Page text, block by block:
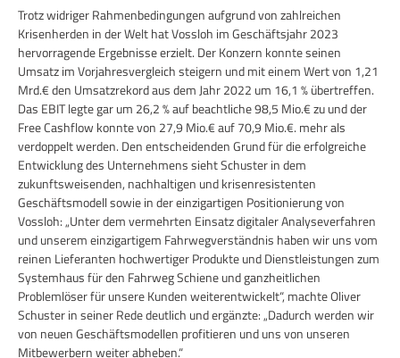
Trotz widriger Rahmenbedingungen aufgrund von zahlreichen
Krisenherden in der Welt hat Vossloh im Geschäftsjahr 2023
hervorragende Ergebnisse erzielt. Der Konzern konnte seinen
Umsatz im Vorjahresvergleich steigern und mit einem Wert von 1,21
Mrd.€ den Umsatzrekord aus dem Jahr 2022 um 16,1 % übertreffen.
Das EBIT legte gar um 26,2 % auf beachtliche 98,5 Mio.€ zu und der
Free Cashflow konnte von 27,9 Mio.€ auf 70,9 Mio.€. mehr als
verdoppelt werden. Den entscheidenden Grund für die erfolgreiche
Entwicklung des Unternehmens sieht Schuster in dem
zukunftsweisenden, nachhaltigen und krisenresistenten
Geschäftsmodell sowie in der einzigartigen Positionierung von
Vossloh: „Unter dem vermehrten Einsatz digitaler Analyseverfahren
und unserem einzigartigem Fahrwegverständnis haben wir uns vom
reinen Lieferanten hochwertiger Produkte und Dienstleistungen zum
Systemhaus für den Fahrweg Schiene und ganzheitlichen
Problemlöser für unsere Kunden weiterentwickelt“, machte Oliver
Schuster in seiner Rede deutlich und ergänzte: „Dadurch werden wir
von neuen Geschäftsmodellen profitieren und uns von unseren
Mitbewerbern weiter abheben.“